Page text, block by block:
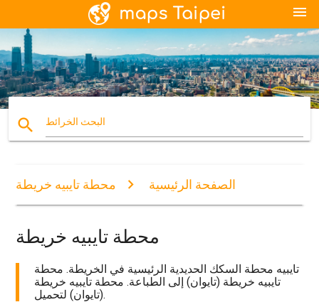
menu
search البحث الخرائط
الصفحة الرئيسية محطة تايبيه خريطة
محطة تايبيه خريطة
تايبيه محطة السكك الحديدية الرئيسية في الخريطة. محطة
تايبيه خريطة (تايوان) إلى الطباعة. محطة تايبيه خريطة
(تايوان) لتحميل.